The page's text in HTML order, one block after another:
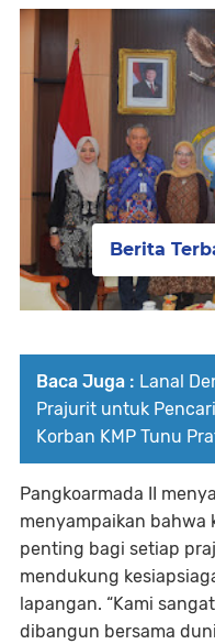
Baca Juga : Lanal
Prajurit untuk
Korban KMP Tunu
Pangkoarmada II
menyampaikan bahwa
penting bagi setiap
mendukung
lapangan. “Kami
dibangun bersama
Berita